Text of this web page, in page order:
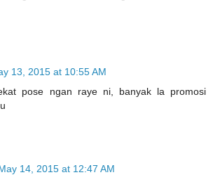
13, 2015 at 10:55 AM
pose ngan raye ni, banyak la promosi
14, 2015 at 12:47 AM